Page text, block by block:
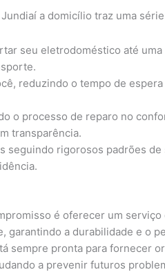
a domicílio traz uma
seu eletrodoméstico até
reduzindo o tempo de
o processo de reparo no
transparência.
seguindo rigorosos padrões
é oferecer um
garantindo a durabilidade e o
sempre pronta para fornecer
a prevenir futuros